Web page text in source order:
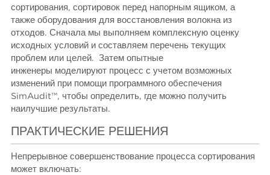
сортирования, сортировок перед напорным ящиком, а
также оборудования для восстановления волокна из
отходов. Сначала мы выполняем комплексную оценку
исходных условий и составляем перечень текущих
проблем или целей. Затем опытные
инженеры моделируют процесс с учетом возможных
изменений при помощи программного обеспечения
SimAudit™, чтобы определить, где можно получить
наилучшие результаты.
ПРАКТИЧЕСКИЕ РЕШЕНИЯ
Непрерывное совершенствование процесса сортирования
может включать: